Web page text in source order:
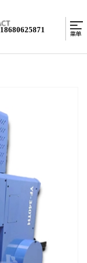
18680625871